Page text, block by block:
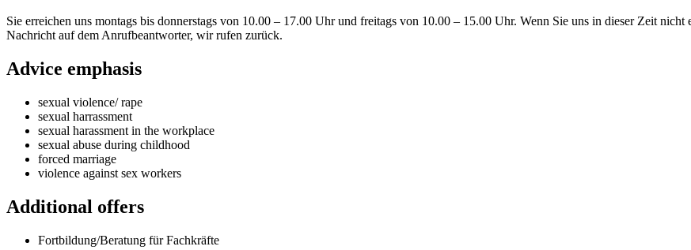
Sie erreichen uns montags bis donnerstags von 10.00 – 17.00 Uhr und freitags von 10.00 – 15.00 Uhr. Wenn Sie uns in dieser Zeit
Nachricht auf dem Anrufbeantworter, wir rufen zurück.
Advice emphasis
sexual violence/ rape
sexual harrassment
sexual harassment in the workplace
sexual abuse during childhood
forced marriage
violence against sex workers
Additional offers
Fortbildung/Beratung für Fachkräfte